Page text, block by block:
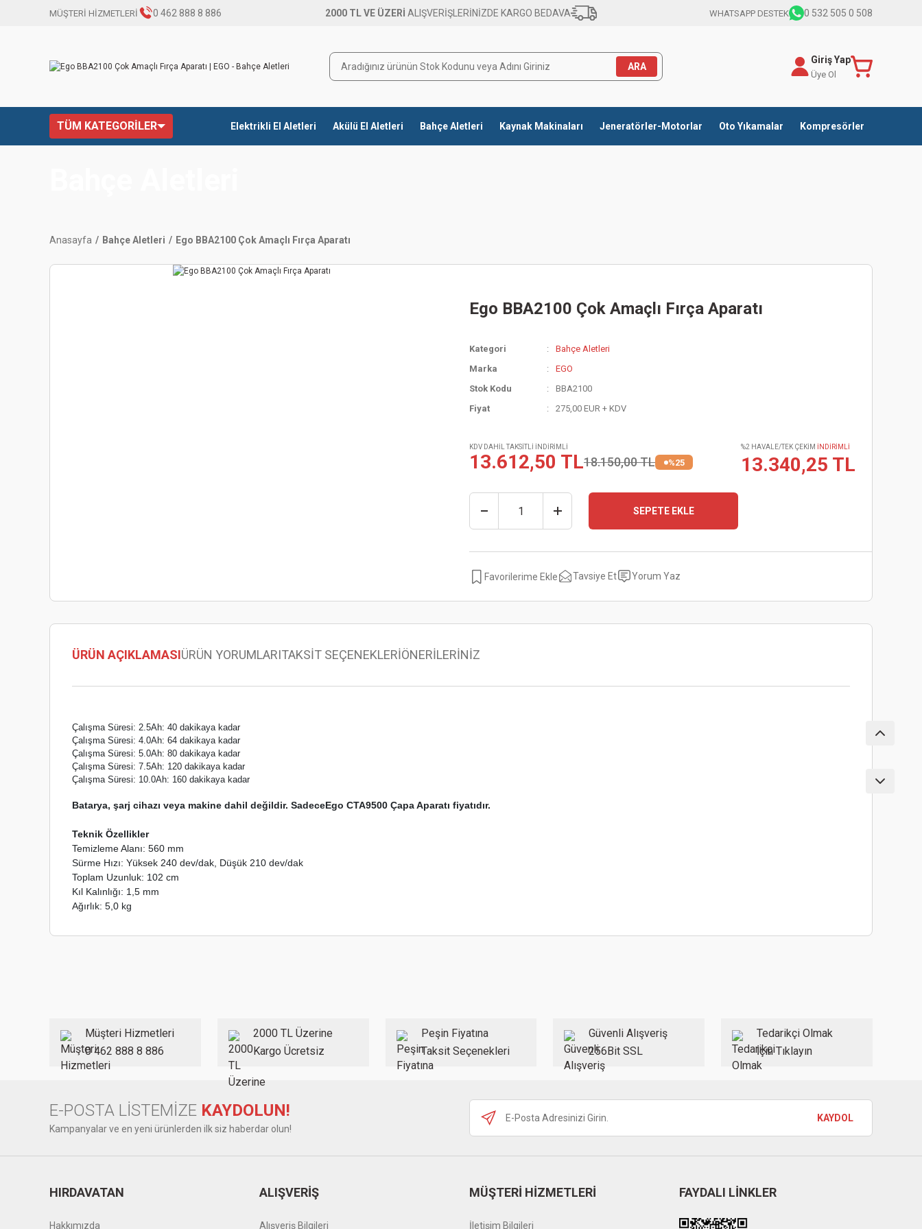
MÜŞTERİ HİZMETLERİ 0 462 888 8 886 2000 TL VE ÜZERİ ALIŞVERİŞLERİNİZDE KARGO BEDAVA WHATSAPP DESTEK 0 532 505 0 508
ARA
Giriş Yap
Üye Ol
TÜM KATEGORİLER Elektrikli El Aletleri Akülü El Aletleri Bahçe Aletleri Kaynak Makinaları Jeneratörler-Motorlar Oto Yıkamalar Kompresörler
Anasayfa Bahçe Aletleri Ego BBA2100 Çok Amaçlı Fırça Aparatı
Ego BBA2100 Çok Amaçlı Fırça Aparatı
Kategori
Bahçe Aletleri
Marka
EGO
Stok Kodu
BBA2100
Fiyat
275,00 EUR + KDV
KDV DAHİL TAKSİTLİ İNDİRİMLİ
13.612,50 TL18.150,00 TL %25
%2 HAVALE/TEK ÇEKİM İNDİRİMLİ
13.340,25 TL
SEPETE EKLE
Tavsiye Et Yorum Yaz
ÜRÜN AÇIKLAMASIÜRÜN YORUMLARITAKSİT SEÇENEKLERİÖNERİLERİNİZ
Çalışma Süresi: 2.5Ah: 40 dakikaya kadar
Çalışma Süresi: 4.0Ah: 64 dakikaya kadar
Çalışma Süresi: 5.0Ah: 80 dakikaya kadar
Çalışma Süresi: 7.5Ah: 120 dakikaya kadar
Çalışma Süresi: 10.0Ah: 160 dakikaya kadar
Batarya, şarj cihazı veya makine dahil değildir. SadeceEgo CTA9500 Çapa Aparatı fiyatıdır.
Teknik Özellikler
Temizleme Alanı: 560 mm
Sürme Hızı: Yüksek 240 dev/dak, Düşük 210 dev/dak
Toplam Uzunluk: 102 cm
Kıl Kalınlığı: 1,5 mm
Ağırlık: 5,0 kg
Ürün bilgilerinde hatalar bulunuyor.
Ürün fiyatı diğer sitelerden daha pahalı.
Bu ürüne benzer farklı alternatifler olmalı.
Gönder
Müşteri Hizmetleri
0 462 888 8 886
2000 TL Üzerine
Kargo Ücretsiz
Peşin Fiyatına
Taksit Seçenekleri
Güvenli Alışveriş
256Bit SSL
Tedarikçi Olmak
İçin Tıklayın
E-POSTA LİSTEMİZE KAYDOLUN!
Kampanyalar ve en yeni ürünlerden ilk siz haberdar olun!
KAYDOL
HIRDAVATAN
Hakkımızda
ALIŞVERİŞ
Alışveriş Bilgileri
MÜŞTERİ HİZMETLERİ
İletişim Bilgileri
FAYDALI LİNKLER